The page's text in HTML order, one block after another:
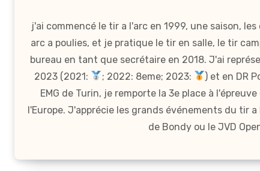
j'ai commencé le tir a l'arc en 1999, une saison,
arc a poulies, et je pratique le tir en salle, le tir
bureau en tant que secrétaire en 2018. J'ai
2023 (2021:
; 2022: 8eme; 2023:
) et en DR
EMG de Turin, je remporte la 3e place à
l'Europe. J'apprécie les grands événements du tir
de Bondy ou le JVD